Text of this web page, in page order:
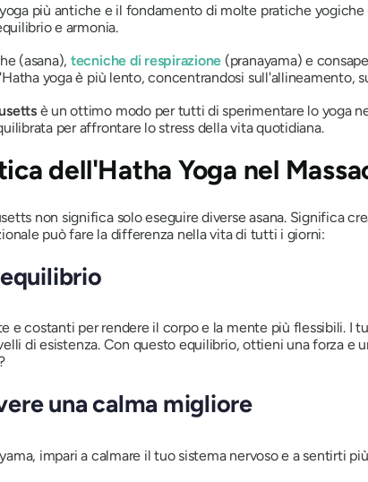
più antiche e il fondamento di molte pratiche
e armonia.
(asana), tecniche di respirazione (pranayama) e
yoga è più lento, concentrandosi sull'allineamento,
è un ottimo modo per tutti di sperimentare lo yoga
per affrontare lo stress della vita quotidiana.
dell'Hatha Yoga nel
non significa solo eseguire diverse asana. Significa
può fare la differenza nella vita di tutti i giorni:
e costanti per rendere il corpo e la mente più flessibili. I
di esistenza. Con questo equilibrio, ottieni una forza e
una calma migliore
impari a calmare il tuo sistema nervoso e a sentirti